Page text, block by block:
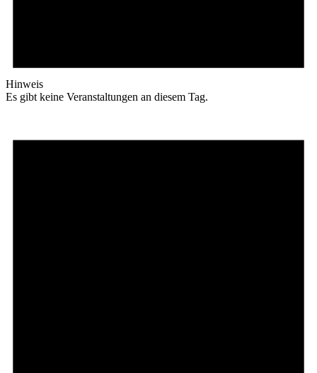
Hinweis
Es gibt keine Veranstaltungen an diesem Tag.